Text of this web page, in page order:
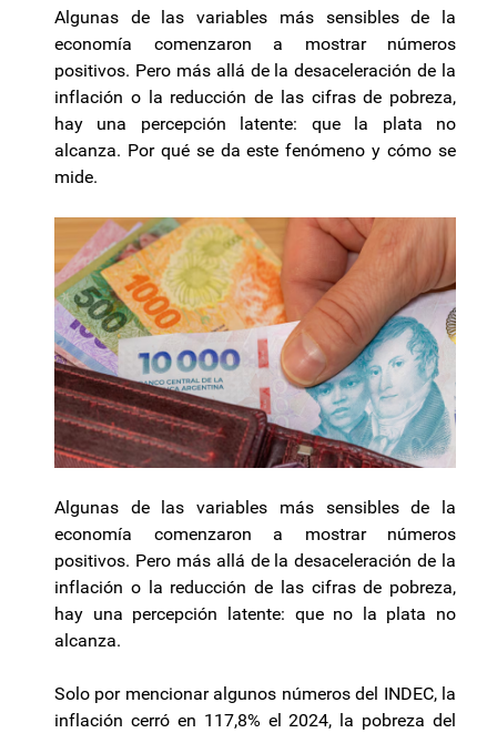
Algunas de las variables más sensibles de la
economía comenzaron a mostrar números
positivos. Pero más allá de la desaceleración de la
inflación o la reducción de las cifras de pobreza,
hay una percepción latente: que la plata no
alcanza. Por qué se da este fenómeno y cómo se
mide.
Algunas de las variables más sensibles de la
economía comenzaron a mostrar números
positivos. Pero más allá de la desaceleración de la
inflación o la reducción de las cifras de pobreza,
hay una percepción latente: que no la plata no
alcanza.
Solo por mencionar algunos números del INDEC, la
inflación cerró en 117,8% el 2024, la pobreza del